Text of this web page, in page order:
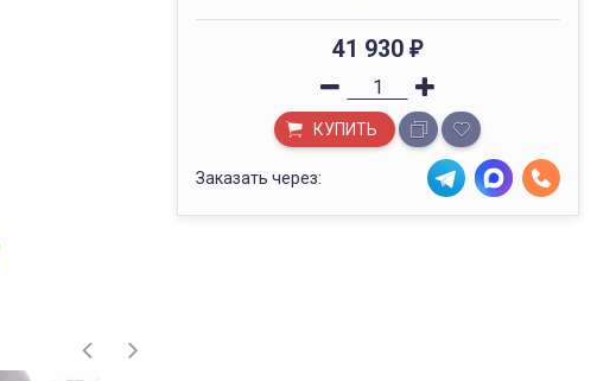
41 930₽
КУПИТЬ
Заказать через: